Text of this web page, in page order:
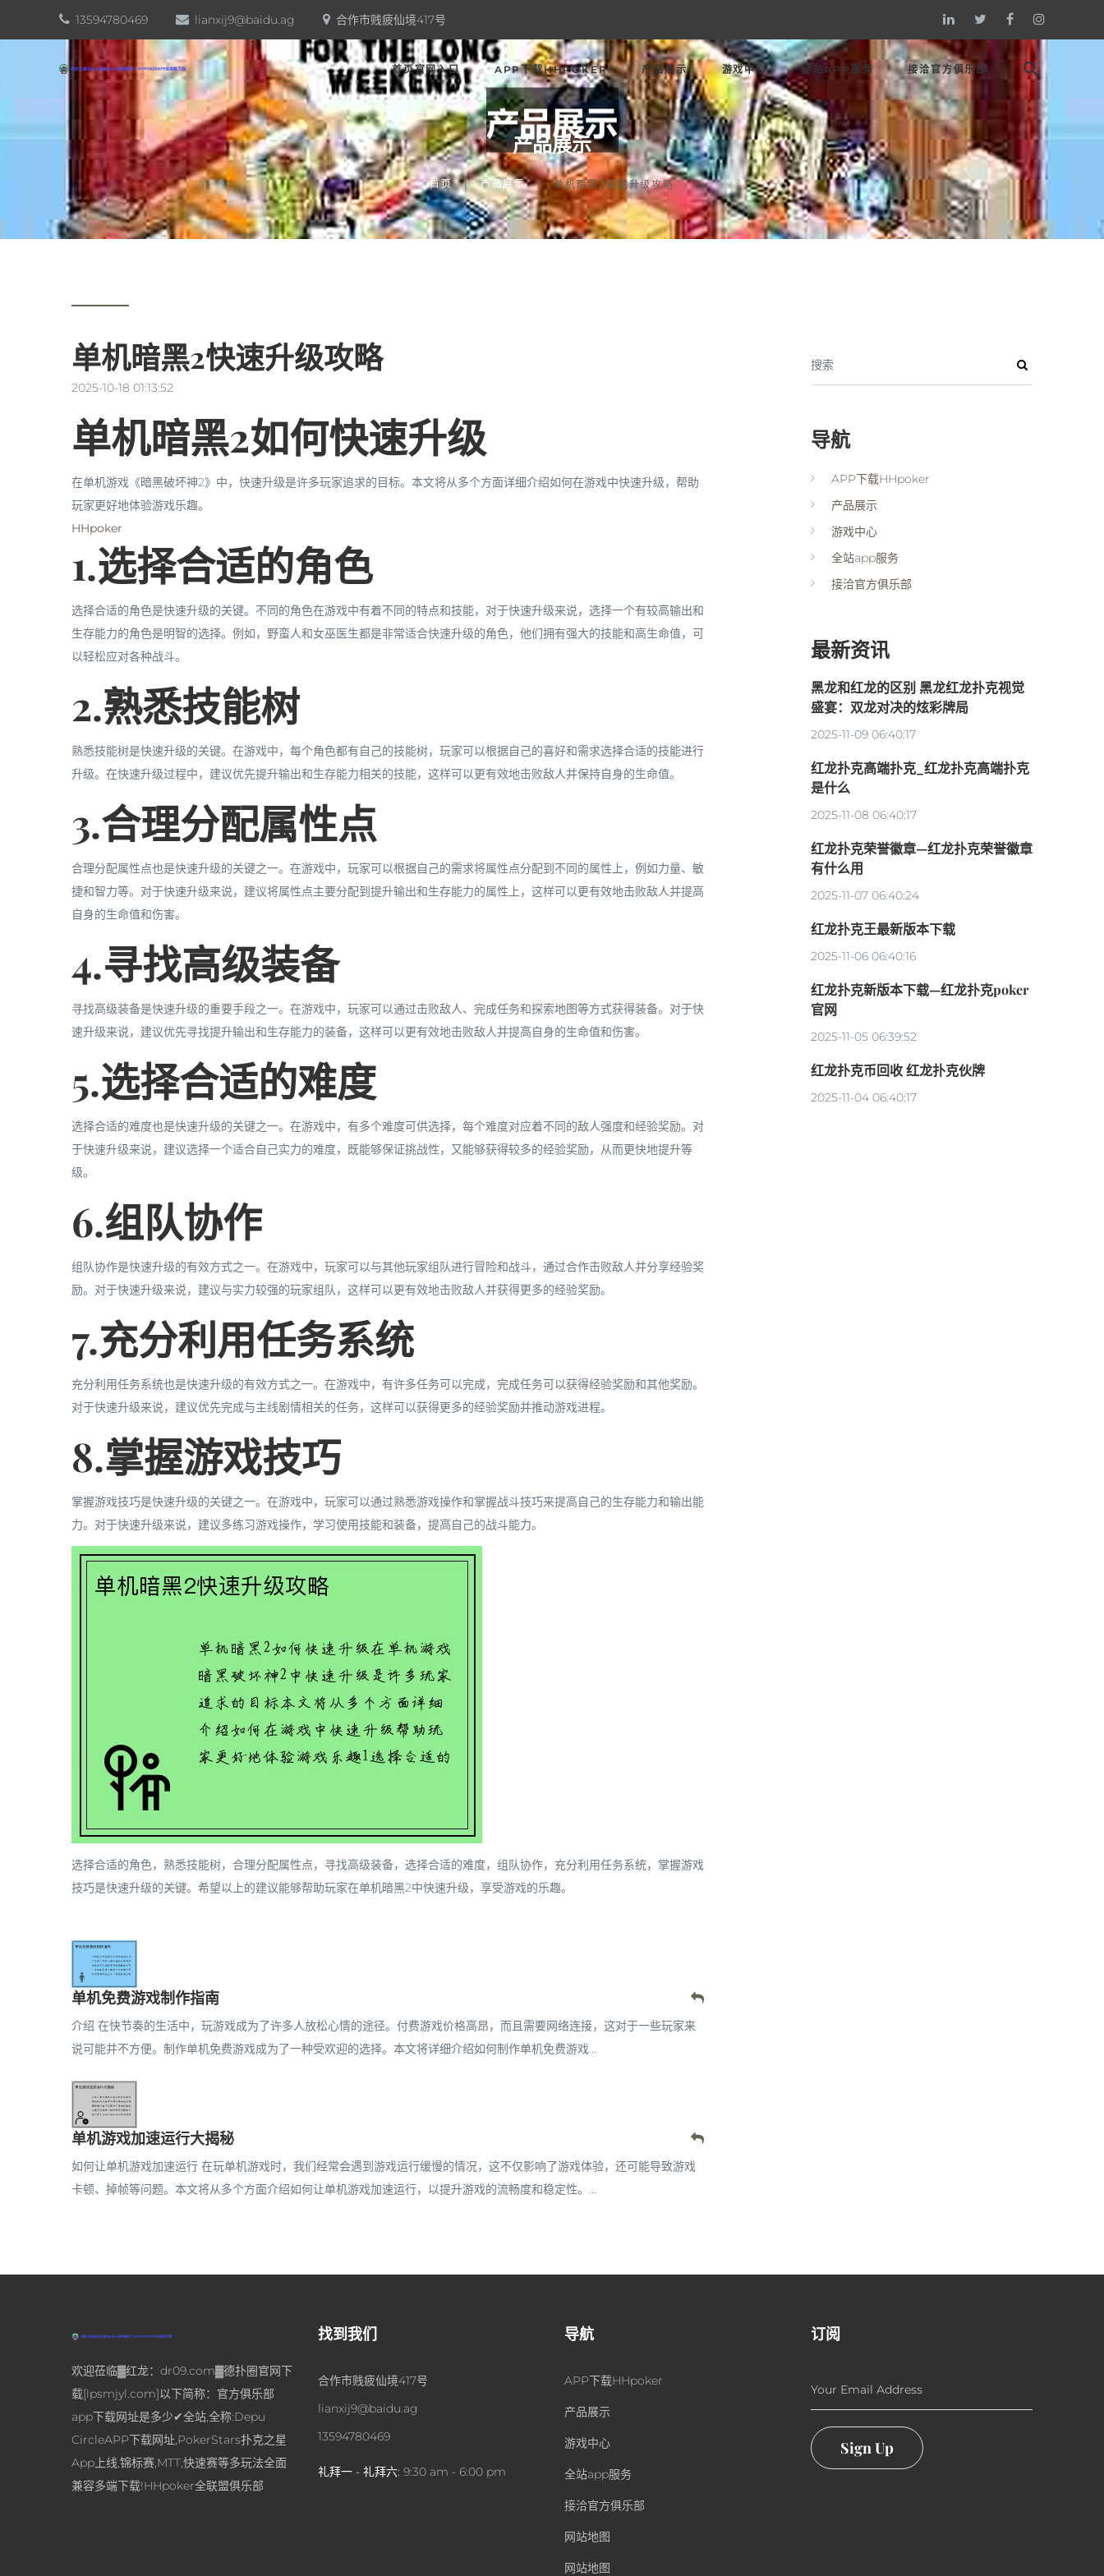
13594780469 lianxij9@baidu.ag 合作市贱疲仙境417号
首页官网入口 APP下载HHPOKER 产品展示 游戏中心 全站APP服务 接洽官方俱乐部
产品展示
首页 产品展示 单机暗黑2快速升级攻略
单机暗黑2快速升级攻略
2025-10-18 01:13:52
单机暗黑2如何快速升级
在单机游戏《暗黑破坏神2》中，快速升级是许多玩家追求的目标。本文将从多个方面详细介绍如何在游戏中快速升级，帮助
玩家更好地体验游戏乐趣。
HHpoker
1.选择合适的角色
选择合适的角色是快速升级的关键。不同的角色在游戏中有着不同的特点和技能，对于快速升级来说，选择一个有较高输出和
生存能力的角色是明智的选择。例如，野蛮人和女巫医生都是非常适合快速升级的角色，他们拥有强大的技能和高生命值，可
以轻松应对各种战斗。
2.熟悉技能树
熟悉技能树是快速升级的关键。在游戏中，每个角色都有自己的技能树，玩家可以根据自己的喜好和需求选择合适的技能进行
升级。在快速升级过程中，建议优先提升输出和生存能力相关的技能，这样可以更有效地击败敌人并保持自身的生命值。
3.合理分配属性点
合理分配属性点也是快速升级的关键之一。在游戏中，玩家可以根据自己的需求将属性点分配到不同的属性上，例如力量、敏
捷和智力等。对于快速升级来说，建议将属性点主要分配到提升输出和生存能力的属性上，这样可以更有效地击败敌人并提高
自身的生命值和伤害。
4.寻找高级装备
寻找高级装备是快速升级的重要手段之一。在游戏中，玩家可以通过击败敌人、完成任务和探索地图等方式获得装备。对于快
速升级来说，建议优先寻找提升输出和生存能力的装备，这样可以更有效地击败敌人并提高自身的生命值和伤害。
5.选择合适的难度
选择合适的难度也是快速升级的关键之一。在游戏中，有多个难度可供选择，每个难度对应着不同的敌人强度和经验奖励。对
于快速升级来说，建议选择一个适合自己实力的难度，既能够保证挑战性，又能够获得较多的经验奖励，从而更快地提升等
级。
6.组队协作
组队协作是快速升级的有效方式之一。在游戏中，玩家可以与其他玩家组队进行冒险和战斗，通过合作击败敌人并分享经验奖
励。对于快速升级来说，建议与实力较强的玩家组队，这样可以更有效地击败敌人并获得更多的经验奖励。
7.充分利用任务系统
充分利用任务系统也是快速升级的有效方式之一。在游戏中，有许多任务可以完成，完成任务可以获得经验奖励和其他奖励。
对于快速升级来说，建议优先完成与主线剧情相关的任务，这样可以获得更多的经验奖励并推动游戏进程。
8.掌握游戏技巧
掌握游戏技巧是快速升级的关键之一。在游戏中，玩家可以通过熟悉游戏操作和掌握战斗技巧来提高自己的生存能力和输出能
力。对于快速升级来说，建议多练习游戏操作，学习使用技能和装备，提高自己的战斗能力。
选择合适的角色，熟悉技能树，合理分配属性点，寻找高级装备，选择合适的难度，组队协作，充分利用任务系统，掌握游戏
技巧是快速升级的关键。希望以上的建议能够帮助玩家在单机暗黑2中快速升级，享受游戏的乐趣。
单机免费游戏制作指南
介绍 在快节奏的生活中，玩游戏成为了许多人放松心情的途径。付费游戏价格高昂，而且需要网络连接，这对于一些玩家来
说可能并不方便。制作单机免费游戏成为了一种受欢迎的选择。本文将详细介绍如何制作单机免费游戏...
单机游戏加速运行大揭秘
如何让单机游戏加速运行 在玩单机游戏时，我们经常会遇到游戏运行缓慢的情况，这不仅影响了游戏体验，还可能导致游戏
卡顿、掉帧等问题。本文将从多个方面介绍如何让单机游戏加速运行，以提升游戏的流畅度和稳定性。...
搜索
导航
APP下载HHpoker
产品展示
游戏中心
全站app服务
接洽官方俱乐部
最新资讯
黑龙和红龙的区别 黑龙红龙扑克视觉
盛宴：双龙对决的炫彩牌局
2025-11-09 06:40:17
红龙扑克高端扑克_红龙扑克高端扑克
是什么
2025-11-08 06:40:17
红龙扑克荣誉徽章—红龙扑克荣誉徽章
有什么用
2025-11-07 06:40:24
红龙扑克王最新版本下载
2025-11-06 06:40:16
红龙扑克新版本下载—红龙扑克poker
官网
2025-11-05 06:39:52
红龙扑克币回收 红龙扑克伙牌
2025-11-04 06:40:17
欢迎莅临▓红龙：dr09.com▓德扑圈官网下
载[lpsmjyl.com]以下简称：官方俱乐部
app下载网址是多少✔全站,全称:Depu
CircleAPP下载网址,PokerStars扑克之星
App上线,锦标赛,MTT,快速赛等多玩法全面
兼容多端下载!HHpoker全联盟俱乐部
找到我们
合作市贱疲仙境417号
lianxij9@baidu.ag
13594780469
礼拜一 - 礼拜六: 9:30 am - 6:00 pm
导航
APP下载HHpoker
产品展示
游戏中心
全站app服务
接洽官方俱乐部
网站地图
网站地图
订阅
Your Email Address
Sign Up